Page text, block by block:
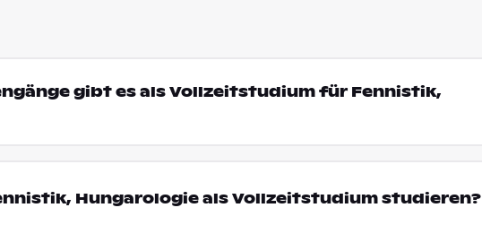
gibt es als Vollzeitstudium für Fennistik,
Hungarologie als Vollzeitstudium studieren?